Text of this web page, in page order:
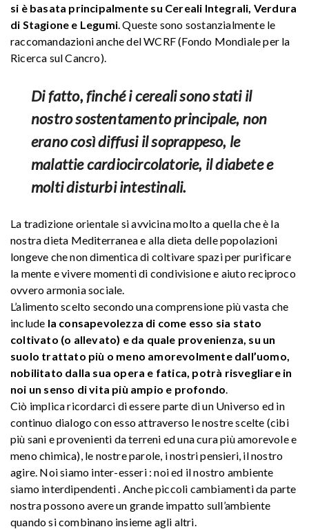
si è basata principalmente su Cereali Integrali, Verdura
di Stagione e Legumi. Queste sono sostanzialmente le
raccomandazioni anche del WCRF (Fondo Mondiale per la
Ricerca sul Cancro).
Di fatto, finché i cereali sono stati il
nostro sostentamento principale, non
erano così diffusi il soprappeso, le
malattie cardiocircolatorie, il diabete e
molti disturbi intestinali.
La tradizione orientale si avvicina molto a quella che è la
nostra dieta Mediterranea e alla dieta delle popolazioni
longeve che non dimentica di coltivare spazi per purificare
la mente e vivere momenti di condivisione e aiuto reciproco
ovvero armonia sociale.
L’alimento scelto secondo una comprensione più vasta che
include la consapevolezza di come esso sia stato
coltivato (o allevato) e da quale provenienza, su un
suolo trattato più o meno amorevolmente dall’uomo,
nobilitato dalla sua opera e fatica, potrà risvegliare in
noi un senso di vita più ampio e profondo.
Ciò implica ricordarci di essere parte di un Universo ed in
continuo dialogo con esso attraverso le nostre scelte (cibi
più sani e provenienti da terreni ed una cura più amorevole e
meno chimica), le nostre parole, i nostri pensieri, il nostro
agire. Noi siamo inter-esseri : noi ed il nostro ambiente
siamo interdipendenti . Anche piccoli cambiamenti da parte
nostra possono avere un grande impatto sull’ambiente
quando si combinano insieme agli altri.